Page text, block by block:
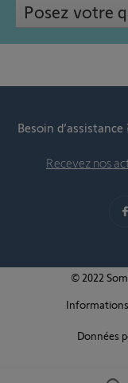
Posez votre
Besoin d’assistance
Recevez nos
© 2022
Données